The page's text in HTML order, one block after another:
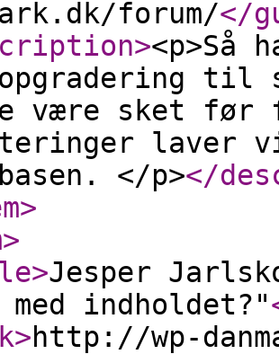
forum/</
><p>Så
til
være sket før
laver
</p></
>
>
>Jesper
med indholdet?"
>http://wp-